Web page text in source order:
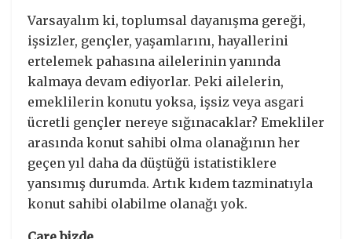
Varsayalım ki, toplumsal dayanışma gereği,
işsizler, gençler, yaşamlarını, hayallerini
ertelemek pahasına ailelerinin yanında
kalmaya devam ediyorlar. Peki ailelerin,
emeklilerin konutu yoksa, işsiz veya asgari
ücretli gençler nereye sığınacaklar? Emekliler
arasında konut sahibi olma olanağının her
geçen yıl daha da düştüğü istatistiklere
yansımış durumda. Artık kıdem tazminatıyla
konut sahibi olabilme olanağı yok.